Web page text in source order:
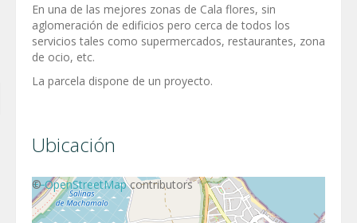
En una de las mejores zonas de Cala flores, sin
aglomeración de edificios pero cerca de todos los
servicios tales como supermercados, restaurantes, zona
de ocio, etc.
La parcela dispone de un proyecto.
Ubicación
+−
©OpenStreetMapcontributors